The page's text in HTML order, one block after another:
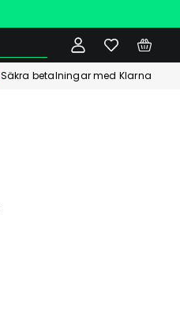
Sök
Säkra betalningar med Klarna